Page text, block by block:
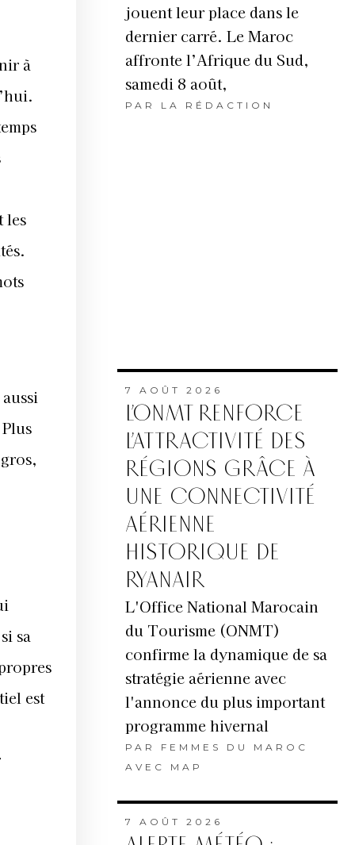
à
les
sa
est
jouent leur place dans le
dernier carré. Le Maroc
affronte l’Afrique du Sud,
samedi 8 août,
PAR LA RÉDACTION
7 AOÛT 2026
L’ONMT RENFORCE
L’ATTRACTIVITÉ DES
RÉGIONS GRÂCE À
UNE CONNECTIVITÉ
AÉRIENNE
HISTORIQUE DE
RYANAIR
L'Office National Marocain
du Tourisme (ONMT)
confirme la dynamique de sa
stratégie aérienne avec
l'annonce du plus important
programme hivernal
PAR FEMMES DU MAROC
AVEC MAP
7 AOÛT 2026